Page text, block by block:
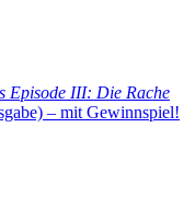
Episode III: Die Rache
– mit Gewinnspiel!